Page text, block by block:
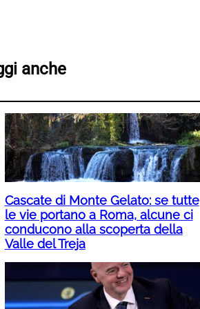
anche
Cascate di Monte Gelato: se tutte
le vie portano a Roma, alcune ci
conducono alla scoperta della
Valle del Treja